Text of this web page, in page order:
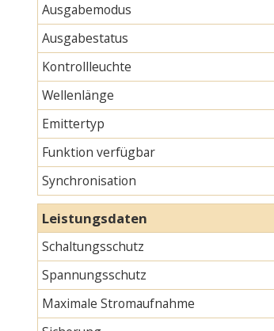
Ausgabemodus
Ausgabestatus
Kontrollleuchte
Wellenlänge
Emittertyp
Funktion verfügbar
Synchronisation
Leistungsdaten
Schaltungsschutz
Spannungsschutz
Maximale Stromaufnahme